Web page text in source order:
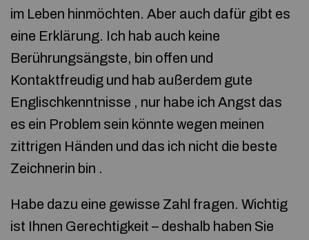
im Leben hinmöchten. Aber auch dafür gibt es
eine Erklärung. Ich hab auch keine
Berührungsängste, bin offen und
Kontaktfreudig und hab außerdem gute
Englischkenntnisse , nur habe ich Angst das
es ein Problem sein könnte wegen meinen
zittrigen Händen und das ich nicht die beste
Zeichnerin bin .
Habe dazu eine gewisse Zahl fragen. Wichtig
ist Ihnen Gerechtigkeit – deshalb haben Sie